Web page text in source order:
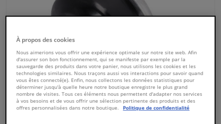
Filtres & liquides
Bagages & transport
Fenêtres & accessoires
À propos des cookies
Nous aimerions vous offrir une expérience optimale sur notre site web. Afin
d'assurer son bon fonctionnement, qui se manifeste par exemple par la
sauvegarde des produits dans votre panier, nous utilisons les cookies et les
technologies similaires. Nous traçons aussi vos interactions pour savoir quand
vous êtes connecté(e). Enfin, nous collectons les données statistiques pour
déterminer jusqu'à quelle heure notre boutique enregistre le plus grand
nombre de visites. Tous ces éléments nous permettent d'adapter nos services
à vos besoins et de vous offrir une sélection pertinente des produits et des
offres personnalisées dans notre boutique.
Politique de confidentialité